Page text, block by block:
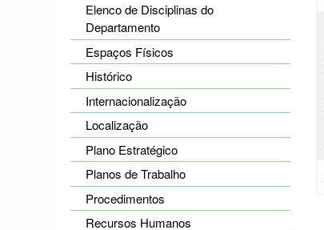
Elenco de Disciplinas do
Departamento
Espaços Físicos
Histórico
Internacionalização
Localização
Plano Estratégico
Planos de Trabalho
Procedimentos
Recursos Humanos